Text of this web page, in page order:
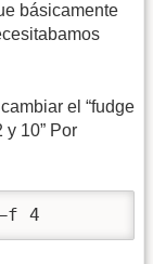
básicamente
el “fudge
y 10” Por
4